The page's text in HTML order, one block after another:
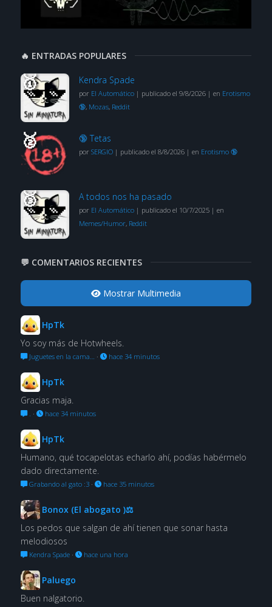
🔥 ENTRADAS POPULARES
Kendra Spade
por El Automático| publicado el 9/8/2026| en Erotismo
🔞, Mozas, Reddit
🔞 Tetas
por SERGIO| publicado el 8/8/2026| en Erotismo 🔞
A todos nos ha pasado
por El Automático| publicado el 10/7/2025| en
Memes/Humor, Reddit
💬 COMENTARIOS RECIENTES
Mostrar Multimedia
HpTk
Yo soy más de Hotwheels.
Juguetes en la cama… · hace 34 minutos
HpTk
Gracias maja.
. · hace 34 minutos
HpTk
Humano, qué tocapelotas echarlo ahí, podías habérmelo
dado directamente.
Grabando al gato :3· hace 35 minutos
Bonox (El abogato )⚖
Los pedos que salgan de ahí tienen que sonar hasta
melodiosos
Kendra Spade· hace una hora
Paluego
Buen nalgatorio.